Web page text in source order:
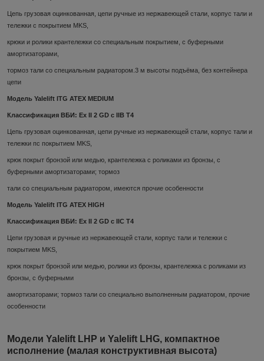
Цепь грузовая оцинкованная, цепи ручные из нержавеющей стали, корпус тали и
тележки с покрытием MKS,
крюки и ролики крантележки со специальным покрытием, с буферными
амортизаторами,
тормоз тали со специальным радиатором.3 м высоты подъёма, без контейнера
цепи
Модель Yalelift ITG ATEX MEDIUM
Классификация ВБИ: Ex II 2 GD c IIB T4
Цепь грузовая оцинкованная, цепи ручные из нержавеющей стали, корпус тали и
тележки пс покрытием MKS,
крюк покрыт бронзой или медью, крантележка с роликами из бронзы, с
буферными амортизаторами; тормоз
тали со специальным радиатором, имеются прочие особенности
Модель Yalelift ITG ATEX HIGH
Классификация ВБИ: Ex II 2 GD c IIC T4
Цепи грузовая и ручные из нержавеющей стали, корпус тали и тележки с
покрытием MKS,
крюк покрыт бронзой или медью, ролики из бронзы, крантележка с роликами из
бронзы, с буферными
амортизаторами; тормоз тали со специально выполненным радиатором, прочие
особенности
Модели Yalelift LHP и Yalelift LHG, компактное
исполнение (малая конструктивная высота)